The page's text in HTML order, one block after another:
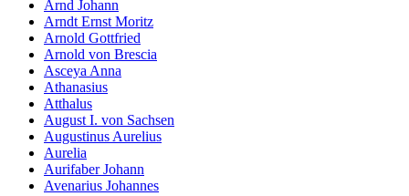
Arnd Johann
Arndt Ernst Moritz
Arnold Gottfried
Arnold von Brescia
Asceya Anna
Athanasius
Atthalus
August I. von Sachsen
Augustinus Aurelius
Aurelia
Aurifaber Johann
Avenarius Johannes